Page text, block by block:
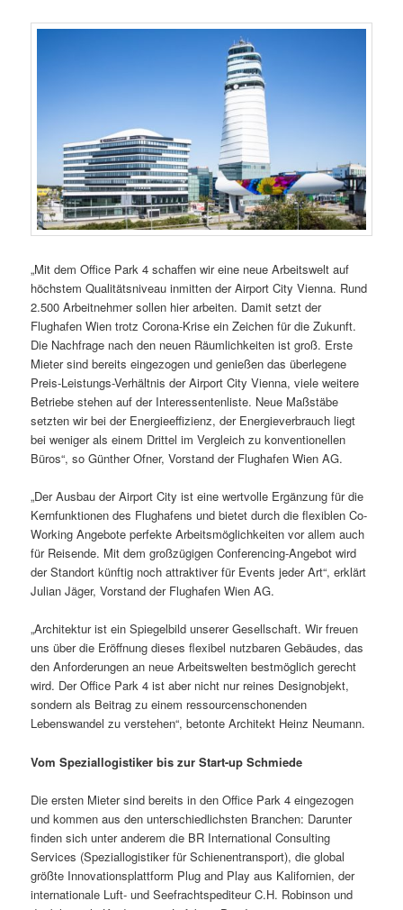
„Mit dem Office Park 4 schaffen wir eine neue Arbeitswelt auf
höchstem Qualitätsniveau inmitten der Airport City Vienna. Rund
2.500 Arbeitnehmer sollen hier arbeiten. Damit setzt der
Flughafen Wien trotz Corona-Krise ein Zeichen für die Zukunft.
Die Nachfrage nach den neuen Räumlichkeiten ist groß. Erste
Mieter sind bereits eingezogen und genießen das überlegene
Preis-Leistungs-Verhältnis der Airport City Vienna, viele weitere
Betriebe stehen auf der Interessentenliste. Neue Maßstäbe
setzten wir bei der Energieeffizienz, der Energieverbrauch liegt
bei weniger als einem Drittel im Vergleich zu konventionellen
Büros“, so Günther Ofner, Vorstand der Flughafen Wien AG.
„Der Ausbau der Airport City ist eine wertvolle Ergänzung für die
Kernfunktionen des Flughafens und bietet durch die flexiblen Co-
Working Angebote perfekte Arbeitsmöglichkeiten vor allem auch
für Reisende. Mit dem großzügigen Conferencing-Angebot wird
der Standort künftig noch attraktiver für Events jeder Art“, erklärt
Julian Jäger, Vorstand der Flughafen Wien AG.
„Architektur ist ein Spiegelbild unserer Gesellschaft. Wir freuen
uns über die Eröffnung dieses flexibel nutzbaren Gebäudes, das
den Anforderungen an neue Arbeitswelten bestmöglich gerecht
wird. Der Office Park 4 ist aber nicht nur reines Designobjekt,
sondern als Beitrag zu einem ressourcenschonenden
Lebenswandel zu verstehen“, betonte Architekt Heinz Neumann.
Vom Speziallogistiker bis zur Start-up Schmiede
Die ersten Mieter sind bereits in den Office Park 4 eingezogen
und kommen aus den unterschiedlichsten Branchen: Darunter
finden sich unter anderem die BR International Consulting
Services (Speziallogistiker für Schienentransport), die global
größte Innovationsplattform Plug and Play aus Kalifornien, der
internationale Luft- und Seefrachtspediteur C.H. Robinson und